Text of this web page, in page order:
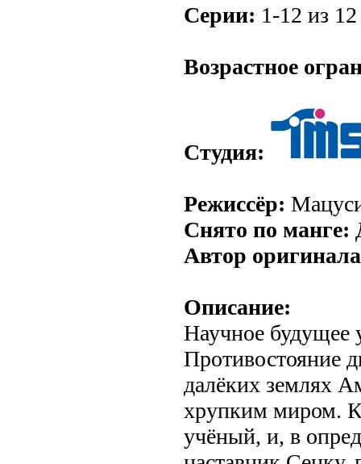
Серии: 1-12 из
Возрастное
Студия:
Режиссёр:
Снято по манге:
Автор
Описание:
Научное будущее
Противостояние
далёких землях
хрупким миром.
учёный, и, в